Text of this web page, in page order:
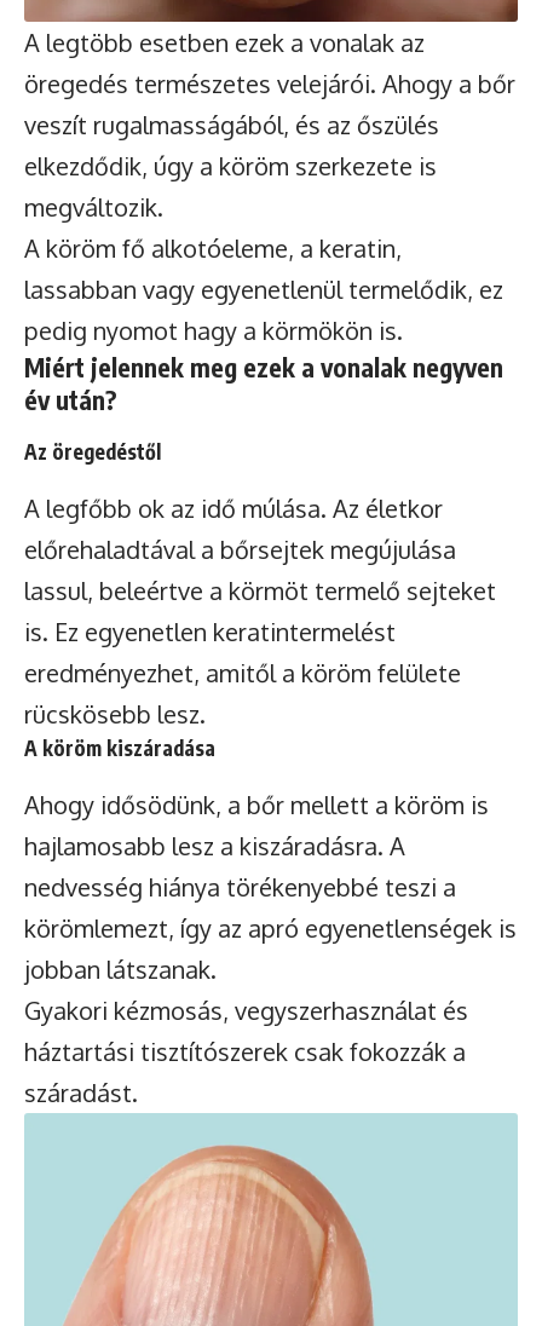
A legtöbb esetben ezek a vonalak az
öregedés természetes velejárói. Ahogy a bőr
veszít rugalmasságából, és az őszülés
elkezdődik, úgy a köröm szerkezete is
megváltozik.
A köröm fő alkotóeleme, a keratin,
lassabban vagy egyenetlenül termelődik, ez
pedig nyomot hagy a körmökön is.
Miért jelennek meg ezek a vonalak negyven
év után?
Az öregedéstől
A legfőbb ok az idő múlása. Az életkor
előrehaladtával a bőrsejtek megújulása
lassul, beleértve a körmöt termelő sejteket
is. Ez egyenetlen keratintermelést
eredményezhet, amitől a köröm felülete
rücskösebb lesz.
A köröm kiszáradása
Ahogy idősödünk, a bőr mellett a köröm is
hajlamosabb lesz a kiszáradásra. A
nedvesség hiánya törékenyebbé teszi a
körömlemezt, így az apró egyenetlenségek is
jobban látszanak.
Gyakori kézmosás, vegyszerhasználat és
háztartási tisztítószerek csak fokozzák a
száradást.